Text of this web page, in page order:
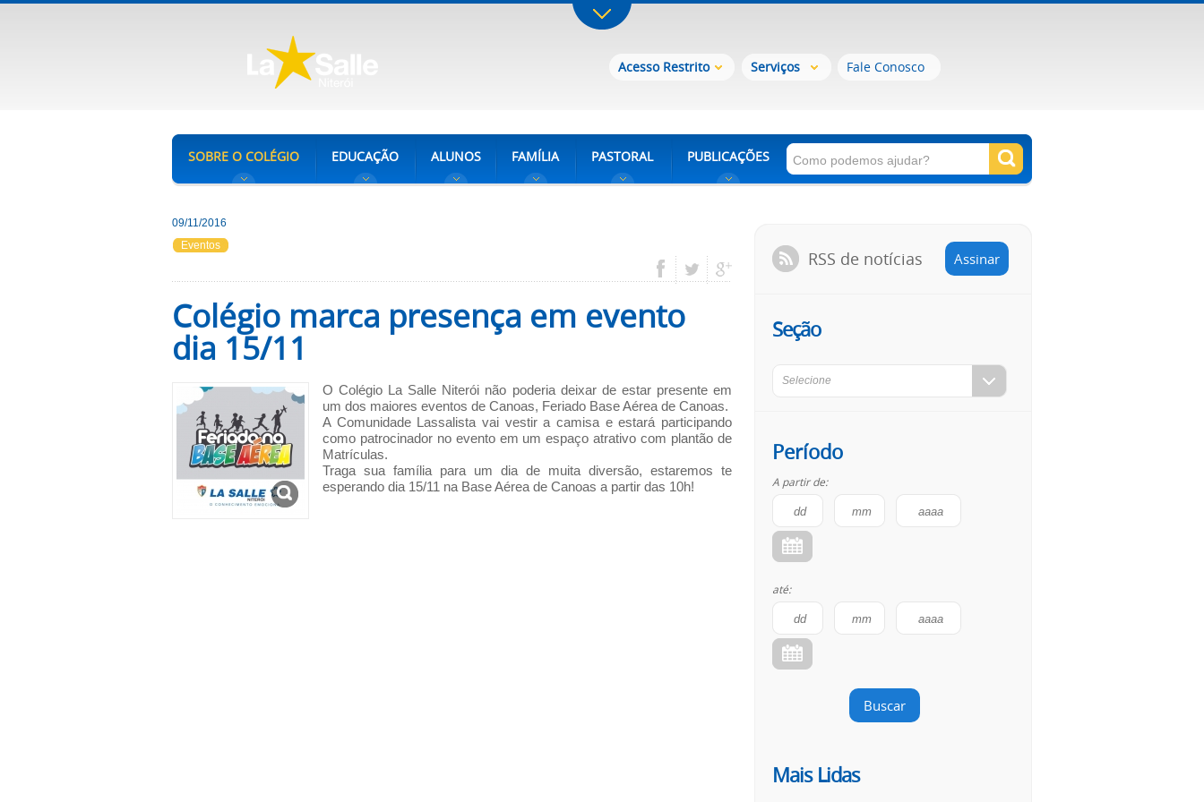
Acesso Restrito Serviços Fale Conosco
SOBRE O COLÉGIO EDUCAÇÃO ALUNOS FAMÍLIA PASTORAL PUBLICAÇÕES
09/11/2016
Eventos
Colégio marca presença em evento
dia 15/11
O Colégio La Salle Niterói não poderia deixar de estar presente em
um dos maiores eventos de Canoas, Feriado Base Aérea de Canoas.
A Comunidade Lassalista vai vestir a camisa e estará participando
como patrocinador no evento em um espaço atrativo com plantão de
Matrículas.
Traga sua família para um dia de muita diversão, estaremos te
esperando dia 15/11 na Base Aérea de Canoas a partir das 10h!
RSS de notícias Assinar
Seção
Selecione
Período
A partir de:
até:
Buscar
Mais Lidas